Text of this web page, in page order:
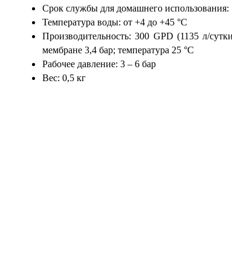
Срок службы для домашнего использования:
Температура воды: от +4 до +45 °С
Производительность: 300 GPD (1135 л/
мембране 3,4 бар; температура 25 °C
Рабочее давление: 3 – 6 бар
Вес: 0,5 кг